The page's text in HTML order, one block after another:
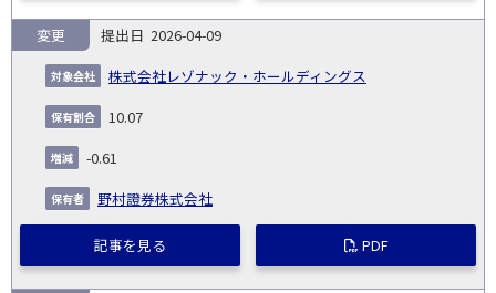
2026-04-09
株式会社レゾナック・ホールディングス
変更
10.07
-0.61
野村證券株式会社
記事を見る PDF